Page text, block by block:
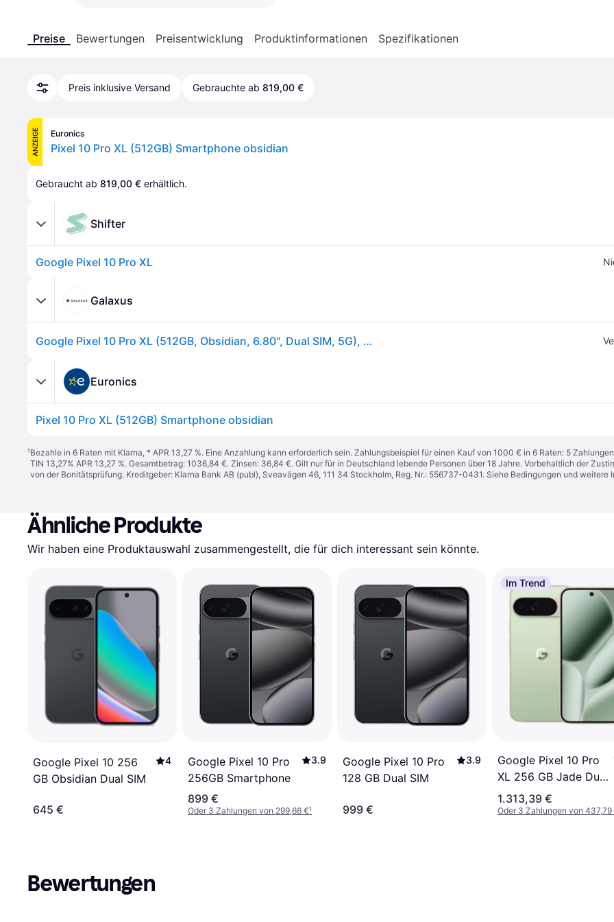
Preise Bewertungen Preisentwicklung Produktinformationen Spezifikationen
Preis inklusive Versand Gebrauchte ab 819,00 €
ANZEIGE Euronics
Pixel 10 Pro XL (512GB) Smartphone obsidian
Gebraucht ab 819,00 € erhältlich.
Shifter
Google Pixel 10 Pro XL
Galaxus
Google Pixel 10 Pro XL (512GB, Obsidian, 6.80", Dual SIM, 5G), Smartphone, Schwarz
Euronics
Pixel 10 Pro XL (512GB) Smartphone obsidian
¹Bezahle in 6 Raten mit Klarna, * APR 13,27 %. Eine Anzahlung kann erforderlich sein. Zahlungsbeispiel für einen Kauf von 1000 € in 6 Raten: 5
TIN 13,27% APR 13,27 %. Gesamtbetrag: 1036,84 €. Zinsen: 36,84 €. Gilt nur für in Deutschland lebende Personen über 18 Jahre. Vorbehaltlich der
von der Bonitätsprüfung. Kreditgeber: Klarna Bank AB (publ), Sveavägen 46, 111 34 Stockholm, Reg. Nr.: 556737-0431. Siehe Bedingungen und weitere
Ähnliche Produkte
Wir haben eine Produktauswahl zusammengestellt, die für dich interessant sein könnte.
Google Pixel 10 256
GB Obsidian Dual SIM
4
645 €
Google Pixel 10 Pro
256GB Smartphone
3.9
899 €
Oder 3 Zahlungen von 299,66 €¹
Google Pixel 10 Pro
128 GB Dual SIM
3.9
999 €
Im Trend
Google Pixel 10 Pro
XL 256 GB Jade Dual
Sim
1.313,39 €
Oder 3 Zahlungen von 437,79
Bewertungen